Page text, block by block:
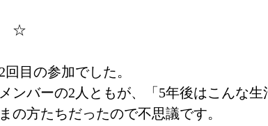
☆
回目の参加でした。
ンバーの2人ともが、「5年後はこんな
の方たちだったので不思議です。